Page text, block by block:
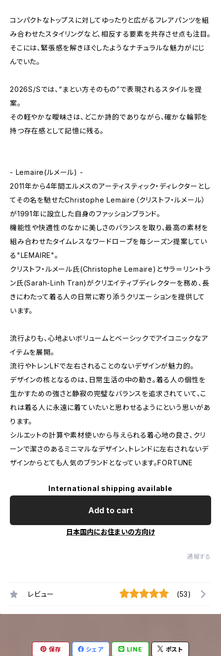
コンパクトなトップスに対してゆったりと広がるフレアパンツを組
み合わせたスタイリングなど、相反する要素を共存させ点も注目。
そこには、緊張感を解きほぐしたようなナチュラルな魅力がにじ
んでいた。
2026S/Sでは、“まとい方そのもの”で表現されるスタイルを提
案。
その軽やかな曖昧さは、どこか詩的でありながら、確かな輪郭を
持つ存在感として記憶に残る。
- Lemaire(ルメール) -
2011年から4年間エルメスのアーティスティック・ディレクターとし
てその名を馳せたChristophe Lemaire（クリストフ・ルメール）
が1991年に設立した自身のファッションブランド。
機能性や快適性のなかに美しさのバランスを取り、最高の素材を
組み合わせたタイムレスなワードローブを毎シーズン提案してい
る"LEMAIRE"。
クリストフ・ルメール氏(Christophe Lemaire)とサラ＝リン・トラ
ン氏(Sarah-Linh Tran)がクリエイティブディレクターを務め、長
きにわたって着る人の日常に寄り添うクリエーションを提供して
います。
流行よりも、心地よいボリュームとベーシックでアイコニックなア
イテムを展開。
流行やトレンLドで左右されることのないデザインが魅力的。
デザインの核となるのは、日常生活の中の動き。着る人の個性を
生かすための強さと静寂の完璧なバランスを追求されていて、こ
れは着る人に永遠に着ていたいと思わせるようにという思いがあ
ります。
シルエットの計算や素材使いから与えられる着心地の良さ、クリ
ーンで潔さのあるミニマルなデザイン、トレンドに左右されないデ
ザインからとても人気のブランドとなっています。FORTUNE
International shipping available
Add to cart
日本国内にお住まいの方向け
通報する
レビュー (53)
保存 シェア LINE ポスト